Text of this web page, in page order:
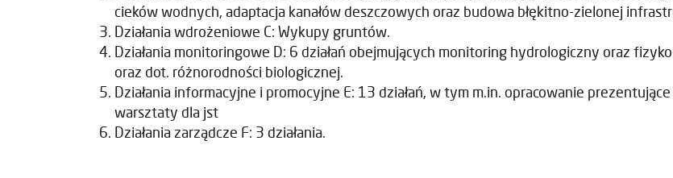
cieków wodnych, adaptacja kanałów deszczowych oraz budowa błękitno-zielonej
Działania wdrożeniowe C: Wykupy gruntów.
Działania monitoringowe D: 6 działań obejmujących monitoring hydrologiczny oraz
oraz dot. różnorodności biologicznej.
Działania informacyjne i promocyjne E: 13 działań, w tym m.in. opracowanie
warsztaty dla jst
Działania zarządcze F: 3 działania.